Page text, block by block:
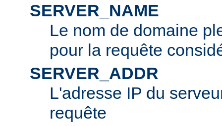
SERVER_NAME
Le nom de domaine
pour la requête
SERVER_ADDR
L'adresse IP du
requête